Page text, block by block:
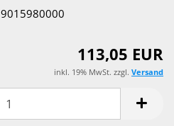
9015980000
113,05 EUR
inkl. 19% MwSt. zzgl. Versand